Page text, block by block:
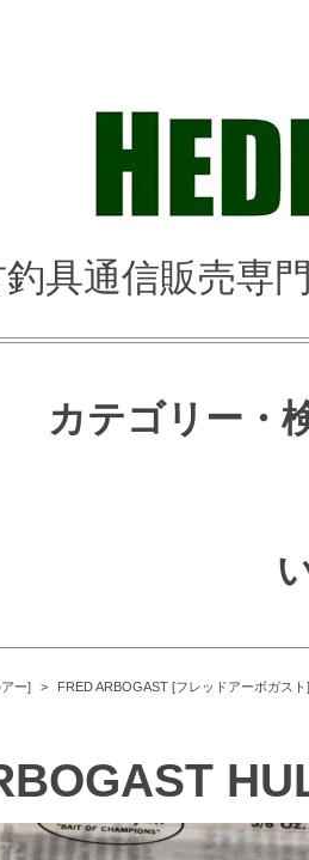
具通信販売専
カテゴリー・
ー] > FRED ARBOGAST [フレッドアーボガスト]